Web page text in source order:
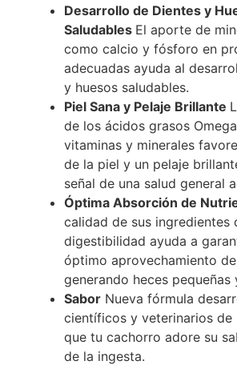
Desarrollo de Dientes y
Saludables El aporte de
como calcio y fósforo en
adecuadas ayuda al
y huesos saludables.
Piel Sana y Pelaje Brillante
de los ácidos grasos
vitaminas y minerales
de la piel y un pelaje
señal de una salud general
Óptima Absorción de
calidad de sus ingredientes
digestibilidad ayuda a
óptimo aprovechamiento
generando heces pequeñas
Sabor Nueva fórmula
científicos y veterinarios de
que tu cachorro adore su
de la ingesta.